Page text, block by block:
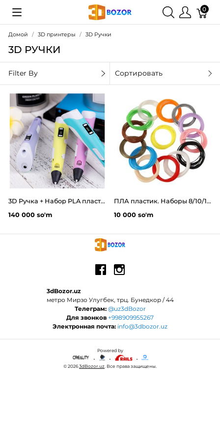
0
Домой 3D принтеры 3D Ручки
3D РУЧКИ
Filter By Сортировать
3D Ручка + Набор PLA пластика в Подарок
140 000 so'm
ПЛА пластик. Наборы 8/10/12/14 цветов. Для 3Д ручки. 3D принтера
10 000 so'm
3dBozor.uz
метро Мирзо Улугбек, трц. Бунедкор / 44
Телеграм: @uz3dBozor
Для звонков +998909955267
Электронная почта: info@3dbozor.uz
Powered by
© 20263dBozor.uz . Все права защищены.